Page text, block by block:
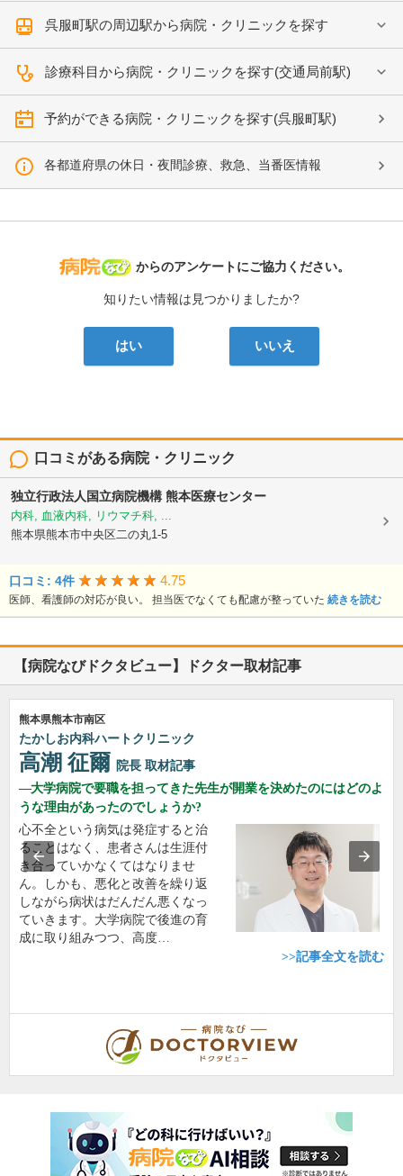
呉服町駅の周辺駅から病院・クリニックを探す
診療科目から病院・クリニックを探す(交通局前駅)
予約ができる病院・クリニックを探す(呉服町駅)
各都道府県の休日・夜間診療、救急、当番医情報
病院なび
からのアンケートにご協力ください。
知りたい情報は見つかりましたか?
はい いいえ
口コミがある病院・クリニック
独立行政法人国立病院機構熊本医療センター
内科, 血液内科, リウマチ科, ...
熊本県熊本市中央区二の丸1-5
口コミ: 4件 4.75
医師、看護師の対応が良い。 担当医でなくても配慮が整っていた 続きを読む
【病院なびドクタビュー】ドクター取材記事
熊本県熊本市南区
たかしお内科ハートクリニック
高潮 征爾 院長 取材記事
大学病院で要職を担ってきた先生が開業を決めたのにはどのよ
うな理由があったのでしょうか?
心不全という病気は発症すると治
ることはなく、患者さんは生涯付
き合っていかなくてはなりませ
ん。しかも、悪化と改善を繰り返
しながら病状はだんだん悪くなっ
ていきます。大学病院で後進の育
成に取り組みつつ、高度…
>>記事全文を読む